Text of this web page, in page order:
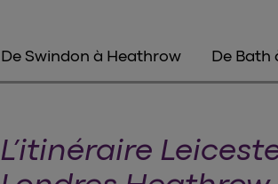
De Swindon à Heathrow De Bath
L’itinéraire